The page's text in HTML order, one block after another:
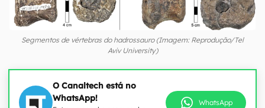
Segmentos de vértebras do hadrossauro (Imagem: Reprodução/Tel
Aviv University)
O Canaltech está no
WhatsApp!
WhatsApp